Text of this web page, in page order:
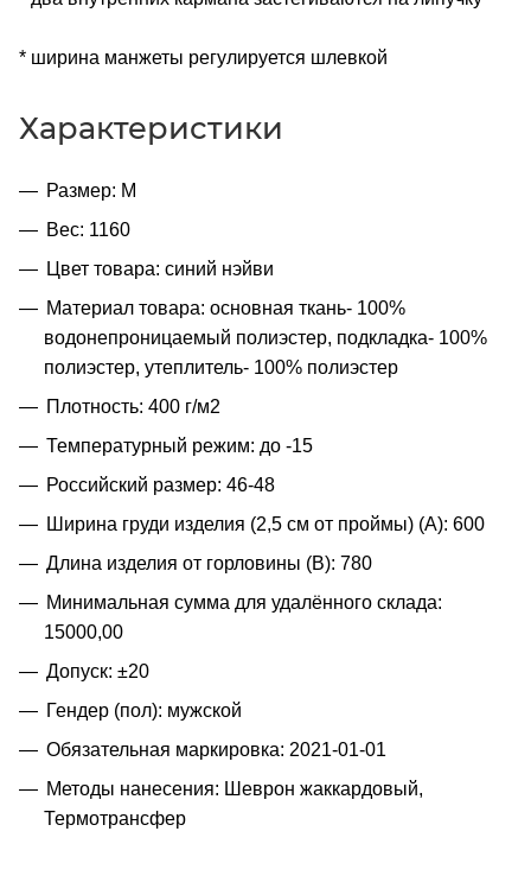
* ширина манжеты регулируется шлевкой
Характеристики
Размер: M
Вес: 1160
Цвет товара: синий нэйви
Материал товара: основная ткань- 100%
водонепроницаемый полиэстер, подкладка- 100%
полиэстер, утеплитель- 100% полиэстер
Плотность: 400 г/м2
Температурный режим: до -15
Российский размер: 46-48
Ширина груди изделия (2,5 см от проймы) (A): 600
Длина изделия от горловины (B): 780
Минимальная сумма для удалённого склада:
15000,00
Допуск: ±20
Гендер (пол): мужской
Обязательная маркировка: 2021-01-01
Методы нанесения: Шеврон жаккардовый,
Термотрансфер